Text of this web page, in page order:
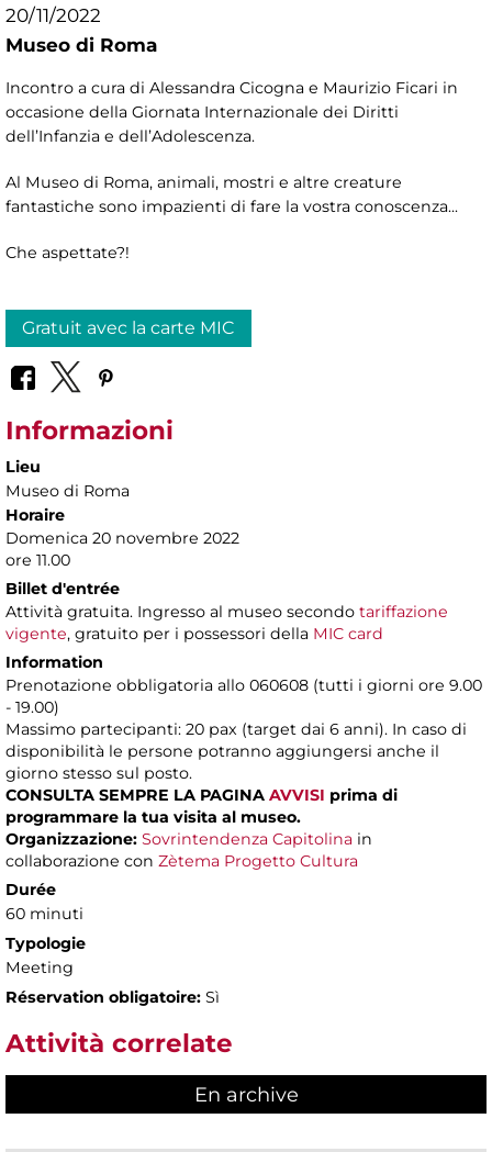
20/11/2022
Museo di Roma
Incontro a cura di Alessandra Cicogna e Maurizio Ficari in
occasione della Giornata Internazionale dei Diritti
dell’Infanzia e dell’Adolescenza.
Al Museo di Roma, animali, mostri e altre creature
fantastiche sono impazienti di fare la vostra conoscenza...
Che aspettate?!
Gratuit avec la carte MIC
Informazioni
Lieu
Museo di Roma
Horaire
Domenica 20 novembre 2022
ore 11.00
Billet d'entrée
Attività gratuita. Ingresso al museo secondo tariffazione
vigente, gratuito per i possessori della MIC card
Information
Prenotazione obbligatoria allo 060608 (tutti i giorni ore 9.00
- 19.00)
Massimo partecipanti: 20 pax (target dai 6 anni). In caso di
disponibilità le persone potranno aggiungersi anche il
giorno stesso sul posto.
CONSULTA SEMPRE LA PAGINA AVVISI prima di
programmare la tua visita al museo.
Organizzazione: Sovrintendenza Capitolina in
collaborazione con Zètema Progetto Cultura
Durée
60 minuti
Typologie
Meeting
Réservation obligatoire: Sì
Attività correlate
En archive